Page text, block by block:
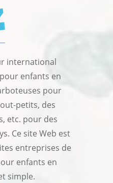
international
enfants en
pour
petits, des
etc. pour des
Ce site Web est
entreprises de
enfants en
simple.